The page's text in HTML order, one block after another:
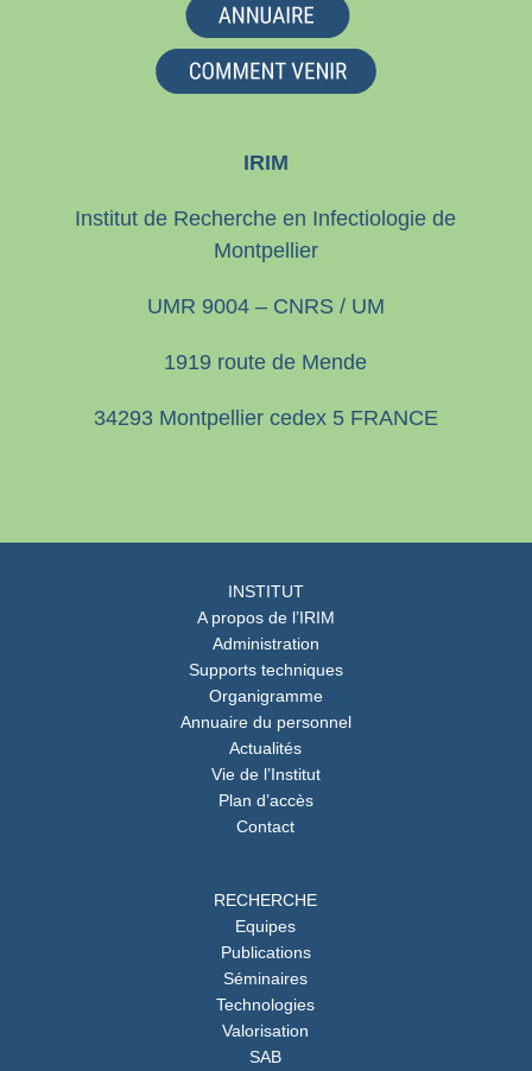
IRIM
Institut de Recherche en Infectiologie de
Montpellier
UMR 9004 – CNRS / UM
1919 route de Mende
34293 Montpellier cedex 5 FRANCE
INSTITUT
A propos de l’IRIM
Administration
Supports techniques
Organigramme
Annuaire du personnel
Actualités
Vie de l’Institut
Plan d’accès
Contact
RECHERCHE
Equipes
Publications
Séminaires
Technologies
Valorisation
SAB